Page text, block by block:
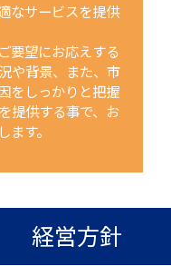
なサービスを提供
要望にお応えする
や背景、また、市
をしっかりと把握
提供する事で、お
す。
経営方針